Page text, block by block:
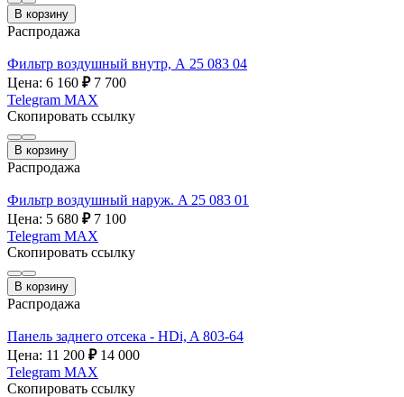
В корзину
Распродажа
Фильтр воздушный внутр, А 25 083 04
Цена: 6 160 ₽ 7 700
Telegram MAX
Скопировать ссылку
В корзину
Распродажа
Фильтр воздушный наруж. A 25 083 01
Цена: 5 680 ₽ 7 100
Telegram MAX
Скопировать ссылку
В корзину
Распродажа
Панель заднего отсека - HDi, A 803-64
Цена: 11 200 ₽ 14 000
Telegram MAX
Скопировать ссылку